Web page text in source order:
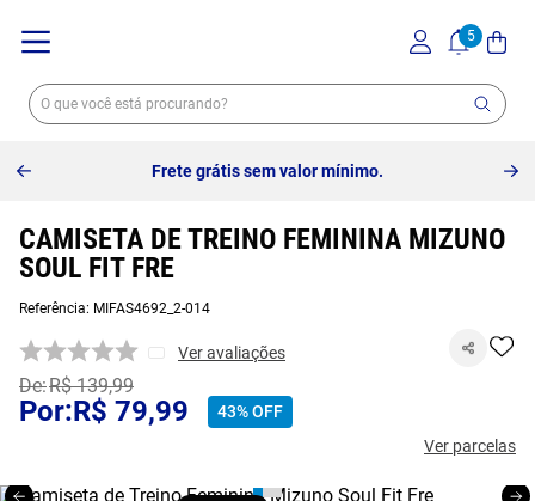
Frete grátis sem valor mínimo.
CAMISETA DE TREINO FEMININA MIZUNO
SOUL FIT FRE
Referência: MIFAS4692_2-014
Ver avaliações
R$ 139,99
R$ 79,99 43%OFF
Ver parcelas